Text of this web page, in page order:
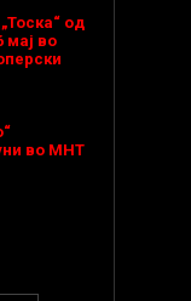
од
мај во
во МНТ